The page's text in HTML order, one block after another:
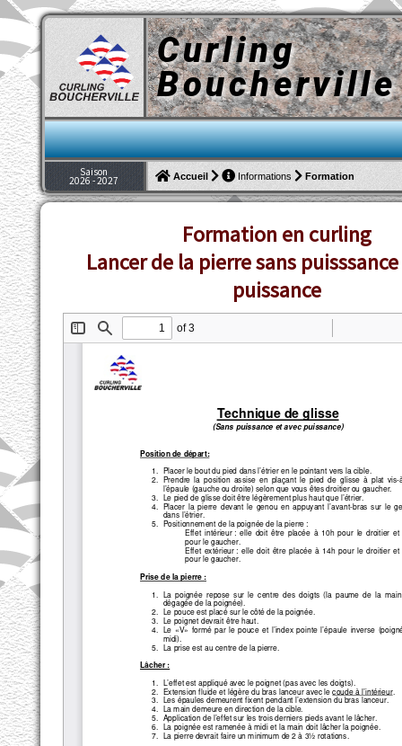
Curling
Boucherville
Saison
2026 - 2027 Accueil Informations Formation
Formation en curling
Lancer de la pierre sans
puissance